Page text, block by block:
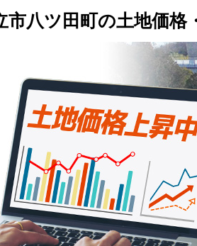
市八ツ田町の土地価格